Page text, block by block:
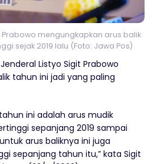
Prabowo mengungkapkan arus balik
sejak 2019 lalu (Foto: Jawa Pos)
Listyo Sigit Prabowo
tahun ini jadi yang paling
ini adalah arus mudik
sepanjang 2019 sampai
arus baliknya ini juga
sepanjang tahun itu,” kata Sigit